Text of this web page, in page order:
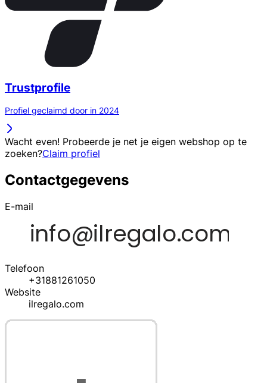
Trustprofile
Profiel geclaimd door in 2024
Wacht even! Probeerde je net je eigen webshop op te
zoeken?Claim profiel
Contactgegevens
E-mail
Telefoon
+31881261050
Website
ilregalo.com